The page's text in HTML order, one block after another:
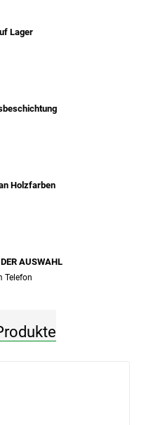
Lager
Holzfarben
AUSWAHL
Telefon